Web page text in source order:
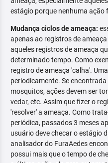
estágio porque nenhuma ação
Mudança ciclos de ameaça:
apenas ao registros de
aqueles registros de ameaça
determinado tempo. Como
registro de ameaça 'calha'.
periodicamente. Se
mosquitos, ações devem ser
vedar, etc. Assim que fizer o
'resolver' a ameaça. Como
periódica, passados 3 meses
usuário deve checar o estágio
analisador do FuraAedes
possui mais que o tempo de